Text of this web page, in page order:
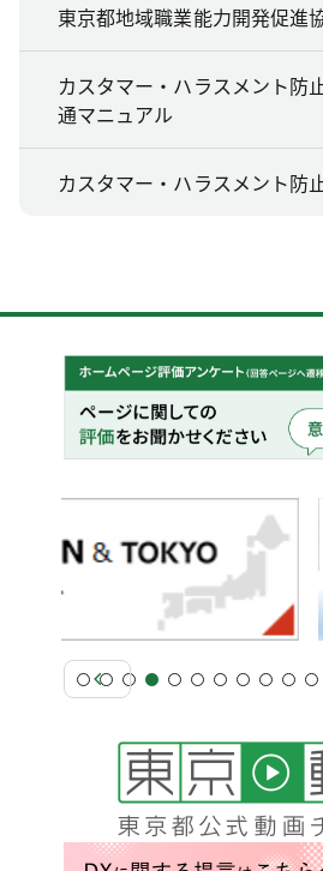
東京都地域職業能力開発促進
カスタマー・ハラスメント防
通マニュアル
カスタマー・ハラスメント防